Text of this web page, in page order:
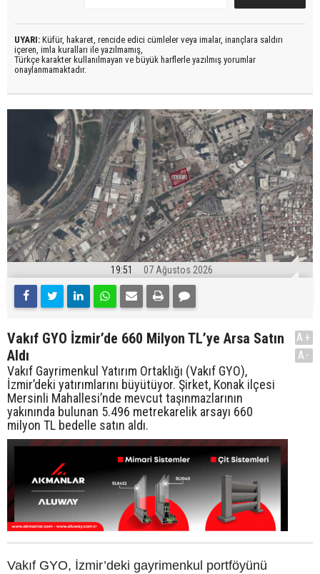
UYARI: Küfür, hakaret, rencide edici cümleler veya imalar, inançlara saldırı
içeren, imla kuralları ile yazılmamış,
Türkçe karakter kullanılmayan ve büyük harflerle yazılmış yorumlar
onaylanmamaktadır.
19:51 07 Ağustos 2026
Vakıf GYO İzmir’de 660 Milyon TL’ye Arsa Satın
Aldı
Vakıf Gayrimenkul Yatırım Ortaklığı (Vakıf GYO),
İzmir’deki yatırımlarını büyütüyor. Şirket, Konak ilçesi
Mersinli Mahallesi’nde mevcut taşınmazlarının
yakınında bulunan 5.496 metrekarelik arsayı 660
milyon TL bedelle satın aldı.
A+
A-
Vakıf GYO, İzmir’deki gayrimenkul portföyünü